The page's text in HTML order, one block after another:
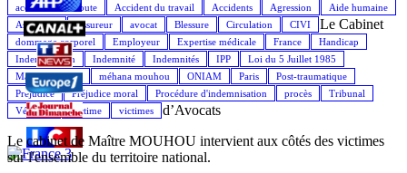
accident de la route Accident du travail Accidents Agression
Aide humaine
Assistance
Assureur avocat Blessure Circulation
CIVI
dommage corporel
Employeur Expertise médicale France
Handicap
Indemnisation
Indemnité Indemnités IPP
Loi du 5 Juillet 1985
Maître Mouhou
méhana mouhou ONIAM Paris
Post-traumatique
Préjudice
Préjudice moral Procédure d'indemnisation procès
Tribunal
Véhicule
Victime victimes
Le Cabinet
d’Avocats
Le cabinet de Maître MOUHOU intervient aux côtés des victimes
sur l'ensemble du territoire national.